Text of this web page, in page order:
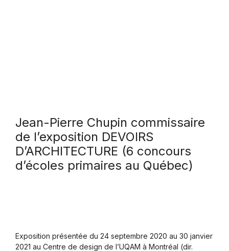
Jean-Pierre Chupin commissaire
de l’exposition DEVOIRS
D’ARCHITECTURE (6 concours
d’écoles primaires au Québec)
Exposition présentée du 24 septembre 2020 au 30 janvier
2021 au Centre de design de l’UQAM à Montréal (dir.